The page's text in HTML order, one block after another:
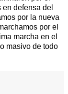
defensa del
por la nueva
por el
marcha en el
masivo de todo